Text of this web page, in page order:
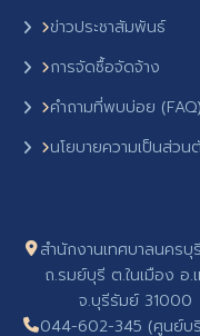
ข่าวประชาสัมพันธ์
การจัดซื้อจัดจ้าง
คำถามที่พบบ่อย (FAQ)
นโยบายความเป็นส่วน
สำนักงานเทศบาลนครบุ
ถ.รมย์บุรี ต.ในเมือง อ.
จ.บุรีรัมย์ 31000
044-602-345 (ศูนย์บริ